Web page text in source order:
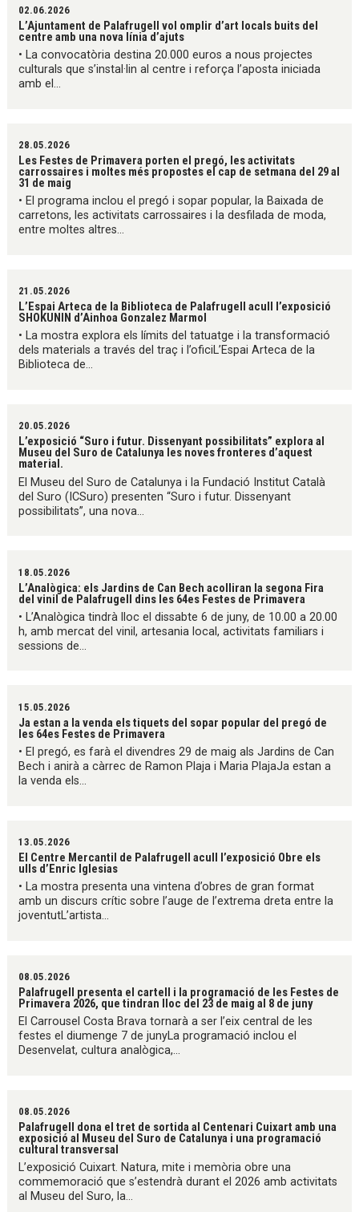
02.06.2026
L’Ajuntament de Palafrugell vol omplir d’art locals buits del
centre amb una nova línia d’ajuts
• La convocatòria destina 20.000 euros a nous projectes
culturals que s’instal·lin al centre i reforça l’aposta iniciada
amb el...
28.05.2026
Les Festes de Primavera porten el pregó, les activitats
carrossaires i moltes més propostes el cap de setmana del 29 al
31 de maig
• El programa inclou el pregó i sopar popular, la Baixada de
carretons, les activitats carrossaires i la desfilada de moda,
entre moltes altres...
21.05.2026
L’Espai Arteca de la Biblioteca de Palafrugell acull l’exposició
SHOKUNIN d’Ainhoa Gonzalez Marmol
• La mostra explora els límits del tatuatge i la transformació
dels materials a través del traç i l’oficiL’Espai Arteca de la
Biblioteca de...
20.05.2026
L’exposició “Suro i futur. Dissenyant possibilitats” explora al
Museu del Suro de Catalunya les noves fronteres d’aquest
material.
El Museu del Suro de Catalunya i la Fundació Institut Català
del Suro (ICSuro) presenten “Suro i futur. Dissenyant
possibilitats”, una nova...
18.05.2026
L’Analògica: els Jardins de Can Bech acolliran la segona Fira
del vinil de Palafrugell dins les 64es Festes de Primavera
• L’Analògica tindrà lloc el dissabte 6 de juny, de 10.00 a 20.00
h, amb mercat del vinil, artesania local, activitats familiars i
sessions de...
15.05.2026
Ja estan a la venda els tiquets del sopar popular del pregó de
les 64es Festes de Primavera
• El pregó, es farà el divendres 29 de maig als Jardins de Can
Bech i anirà a càrrec de Ramon Plaja i Maria PlajaJa estan a
la venda els...
13.05.2026
El Centre Mercantil de Palafrugell acull l’exposició Obre els
ulls d’Enric Iglesias
• La mostra presenta una vintena d’obres de gran format
amb un discurs crític sobre l’auge de l’extrema dreta entre la
joventutL’artista...
08.05.2026
Palafrugell presenta el cartell i la programació de les Festes de
Primavera 2026, que tindran lloc del 23 de maig al 8 de juny
El Carrousel Costa Brava tornarà a ser l’eix central de les
festes el diumenge 7 de junyLa programació inclou el
Desenvelat, cultura analògica,...
08.05.2026
Palafrugell dona el tret de sortida al Centenari Cuixart amb una
exposició al Museu del Suro de Catalunya i una programació
cultural transversal
L’exposició Cuixart. Natura, mite i memòria obre una
commemoració que s’estendrà durant el 2026 amb activitats
al Museu del Suro, la...